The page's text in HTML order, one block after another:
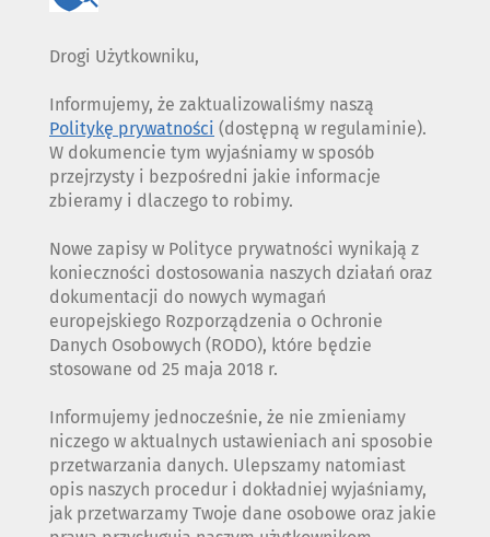
Drogi Użytkowniku,
Informujemy, że zaktualizowaliśmy naszą
Politykę prywatności (dostępną w regulaminie).
W dokumencie tym wyjaśniamy w sposób
przejrzysty i bezpośredni jakie informacje
zbieramy i dlaczego to robimy.
Nowe zapisy w Polityce prywatności wynikają z
konieczności dostosowania naszych działań oraz
dokumentacji do nowych wymagań
europejskiego Rozporządzenia o Ochronie
Danych Osobowych (RODO), które będzie
stosowane od 25 maja 2018 r.
Informujemy jednocześnie, że nie zmieniamy
niczego w aktualnych ustawieniach ani sposobie
przetwarzania danych. Ulepszamy natomiast
opis naszych procedur i dokładniej wyjaśniamy,
jak przetwarzamy Twoje dane osobowe oraz jakie